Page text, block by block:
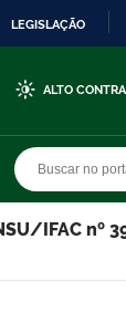
LEGISLAÇÃO
ALTO
IFAC nº